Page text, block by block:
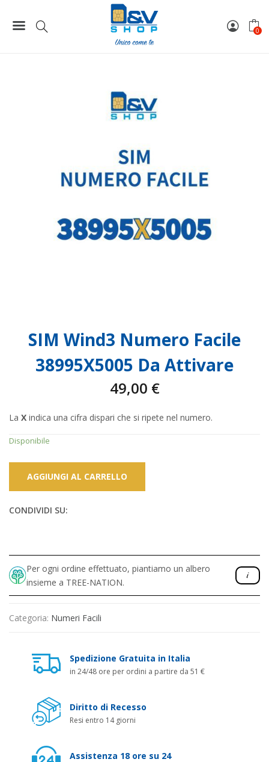
0
SIM Wind3 Numero Facile 38995X5005 Da Attivare
SIM Wind3 Numero Facile
38995X5005 Da Attivare
49,00 €
La X indica una cifra dispari che si ripete nel numero.
Disponibile
AGGIUNGI AL CARRELLO
CONDIVIDI SU:
Per ogni ordine effettuato, piantiamo un albero
insieme a TREE-NATION.
Categoria: Numeri Facili
Spedizione Gratuita in Italia
in 24/48 ore per ordini a partire da 51 €
Diritto di Recesso
Resi entro 14 giorni
Assistenza 18 ore su 24